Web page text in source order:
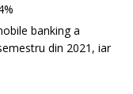
banking a
din 2021, iar